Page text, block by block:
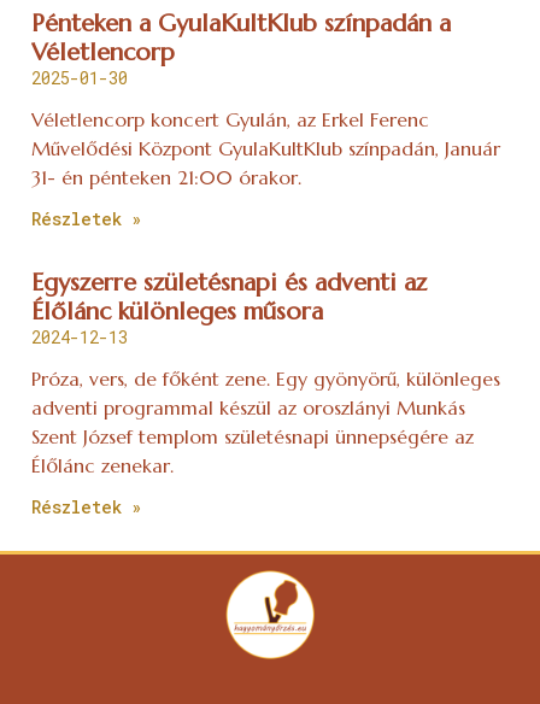
Pénteken a GyulaKultKlub színpadán a
Véletlencorp
2025-01-30
Véletlencorp koncert Gyulán, az Erkel Ferenc
Művelődési Központ GyulaKultKlub színpadán, Január
31- én pénteken 21:00 órakor.
Részletek »
Egyszerre születésnapi és adventi az
Élőlánc különleges műsora
2024-12-13
Próza, vers, de főként zene. Egy gyönyörű, különleges
adventi programmal készül az oroszlányi Munkás
Szent József templom születésnapi ünnepségére az
Élőlánc zenekar.
Részletek »